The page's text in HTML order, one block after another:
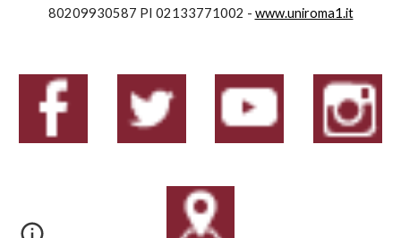
80209930587 PI 02133771002 - www.uniroma1.it